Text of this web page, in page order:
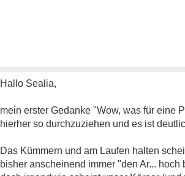
Hallo Sealia,
mein erster Gedanke "Wow, was für eine
hierher so durchzuziehen und es ist
Das Kümmern und am Laufen halten
bisher anscheinend immer "den Ar...